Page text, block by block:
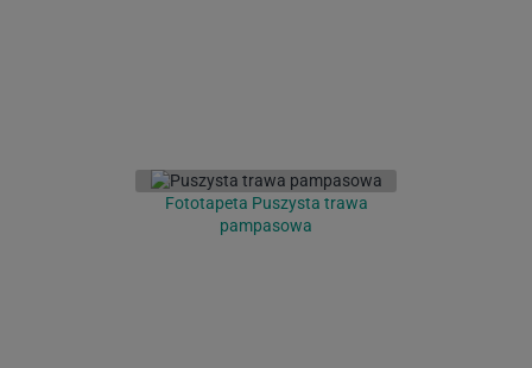
Fototapeta Puszysta trawa
pampasowa